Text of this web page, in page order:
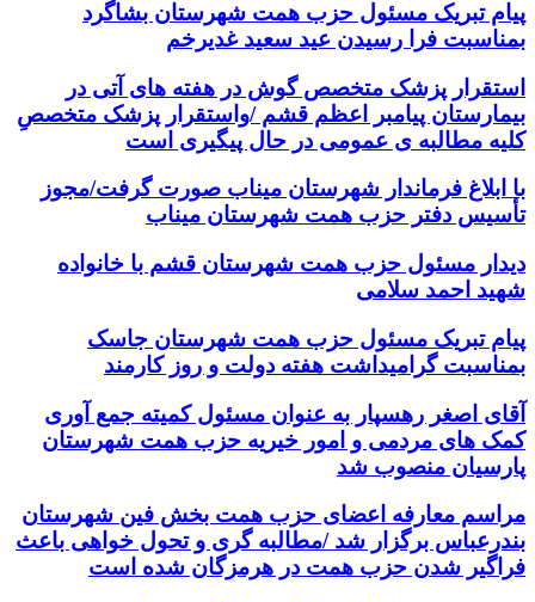
پیام تبریک مسئول حزب همت شهرستان بشاگرد
بمناسبت فرا رسیدن عید سعید غدیرخم
استقرار پزشک متخصص گوش در هفته های آتی در
بیمارستان پیامبر اعظم قشم /واستقرار پزشک متخصصِ
کلیه مطالبه ی عمومی در حال پیگیری است
با ابلاغ فرماندار شهرستان میناب صورت گرفت/مجوز
تأسیس دفتر حزب همت شهرستان میناب
دیدار مسئول حزب همت شهرستان قشم با خانواده
شهید احمد سلامی
پیام تبریک مسئول حزب همت شهرستان جاسک
بمناسبت گرامیداشت هفته دولت و روز کارمند
آقای اصغر رهسپار به عنوان مسئول کمیته جمع آوری
کمک های مردمی و امور خیریه حزب همت شهرستان
پارسیان منصوب شد
مراسم معارفه اعضای حزب همت بخش فین شهرستان
بندرعباس برگزار شد /مطالبه گری و تحول خواهی باعث
فراگیر شدن حزب همت در هرمزگان شده است